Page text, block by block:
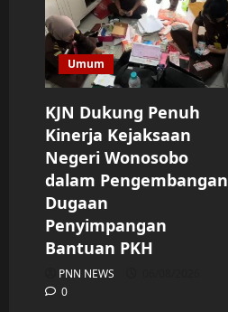
Umum
KJN Dukung Penuh
Kinerja Kejaksaan
Negeri Wonosobo
dalam Pengembangan
Dugaan
Penyimpangan
Bantuan PKH
PNN NEWS
0